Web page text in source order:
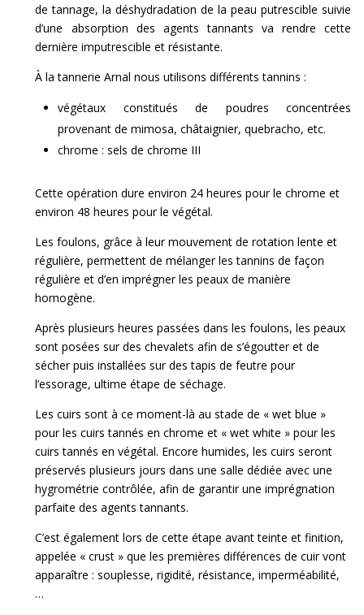
de tannage, la déshydradation de la peau putrescible suivie
d’une absorption des agents tannants va rendre cette
dernière imputrescible et résistante.
À la tannerie Arnal nous utilisons différents tannins :
végétaux constitués de poudres concentrées
provenant de mimosa, châtaignier, quebracho, etc.
chrome : sels de chrome III
Cette opération dure environ 24 heures pour le chrome et
environ 48 heures pour le végétal.
Les foulons, grâce à leur mouvement de rotation lente et
régulière, permettent de mélanger les tannins de façon
régulière et d’en imprégner les peaux de manière
homogène.
Après plusieurs heures passées dans les foulons, les peaux
sont posées sur des chevalets afin de s’égoutter et de
sécher puis installées sur des tapis de feutre pour
l’essorage, ultime étape de séchage.
Les cuirs sont à ce moment-là au stade de « wet blue »
pour les cuirs tannés en chrome et « wet white » pour les
cuirs tannés en végétal. Encore humides, les cuirs seront
préservés plusieurs jours dans une salle dédiée avec une
hygrométrie contrôlée, afin de garantir une imprégnation
parfaite des agents tannants.
C’est également lors de cette étape avant teinte et finition,
appelée « crust » que les premières différences de cuir vont
apparaître : souplesse, rigidité, résistance, imperméabilité,
…